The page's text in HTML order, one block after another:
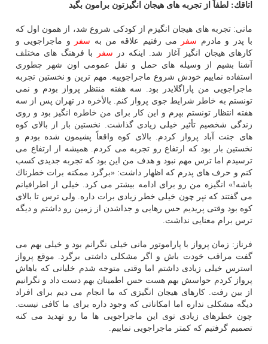
اتاقك: لطفاً از تجربه های هیجان انگیزتون برامون بگید
مانی: تجربه های هیجان انگیزم از كودكی شروع شد، از همون اول كه
با پدر و مادرم سفر می رفتیم علاقه من به سفر
و ماجراجویی و
كارهای هیجان انگیز آغاز شد. اینكه در سفر
با فرهنگ های مختلف
آشنا بشیم از وسیله های حمل و نقل عمومی اون شهر چطوری
استفاده نماییم خودش شروع ماجراجوییه. مهم ترین و نخستین تجربه
ماجراجویی من پاراگلایدر بود. سه هفته منتظر پرواز بودم و نمی
تونستم به خاطر شرایط جوی پرواز كنم. بالأخره در تهران پس از سه
هفته انتظار تونستم بپرم و این كار برای من خاطره انگیز بود و روی
زندگی شخصیم تأثیر خیلی زیادی گذاشت. نخستین بار از بالای كوه
های جنت آباد پرواز كردم. بالای كوه واقعاً پشیمون شده بودم و
نخستین بار بود كه ارتفاع رو تجربه می كردم. همیشه از ارتفاع می
ترسیدم اما ترس مهم نبود و هدف من این بود كه تجربه جدیدی كسب
كنم و حرف های پدرم كه اظهار داشت: «برگرد ممكنه برات خطرناك
باشه!» انگیزه من رو برای ادامه بیشتر می كرد. خیلی از اطرافیانم
می گفتند كه نپر چون خیلی خطر زیادی برات داره. ولی ترس تا بالای
كوه بود وقتی پریدیم حس رهایی و جداشدن از زمین رو داشتم و دیگه
ترس برام معنایی نداشت.
فرناز: زمان پرواز با پاراموتور مانی خیلی نگرانم بود و خیلی بهم می
گفت مراقب خودت باش و اگر مشكلی داشتی برگرد. موقع پرواز
استرس خیلی زیادی داشتم اما وقتی متوجه شدم خلبانی كه باهاش
پرواز كردم حواسش بهم هست حس اطمینان بهم دست داد و نگرانیم
از بین رفت. كارهای هیجان انگیزی كه ما انجام می دیم برای افراد
دیگه مشكلی نداره اما امكاناتی كه وجود داره برای ما كافی نیست.
چون خطرهای زیادی توی این ماجراجویی ها ما رو تهدید می كنه
تصمیم گرفتیم كه كمتر ماجراجویی نماییم.